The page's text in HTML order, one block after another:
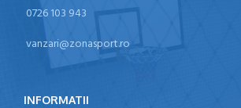
0726 103 943
vanzari@zonasport.ro
INFORMATII